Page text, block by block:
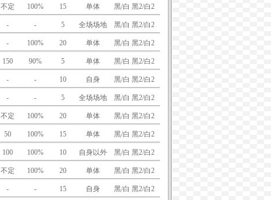
不定 100% 15 单体 黑/白 黑2/白2
- - 5 全场场地 黑/白 黑2/白2
- 100% 20 单体 黑/白 黑2/白2
150 90% 5 单体 黑/白 黑2/白2
- - 10 自身 黑/白 黑2/白2
- - 5 全场场地 黑/白 黑2/白2
不定 100% 20 单体 黑/白 黑2/白2
50 100% 15 单体 黑/白 黑2/白2
100 100% 10 自身以外 黑/白 黑2/白2
不定 100% 20 单体 黑/白 黑2/白2
- - 15 自身 黑/白 黑2/白2